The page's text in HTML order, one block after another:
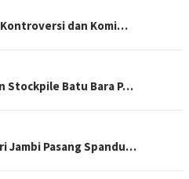
dan Komi…
Stockpile Batu Bara P…
Jambi Pasang Spandu…